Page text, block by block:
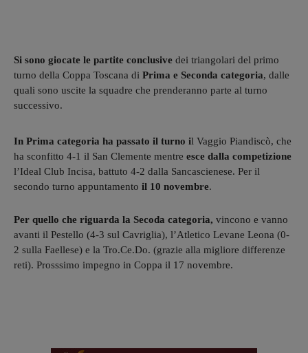
Si sono giocate le partite conclusive dei triangolari del primo
turno della Coppa Toscana di Prima e Seconda categoria, dalle
quali sono uscite la squadre che prenderanno parte al turno
successivo.
In Prima categoria ha passato il turno il Vaggio Piandiscò, che
ha sconfitto 4-1 il San Clemente mentre esce dalla competizione
l’Ideal Club Incisa, battuto 4-2 dalla Sancascienese. Per il
secondo turno appuntamento il 10 novembre.
Per quello che riguarda la Secoda categoria, vincono e vanno
avanti il Pestello (4-3 sul Cavriglia), l’Atletico Levane Leona (0-
2 sulla Faellese) e la Tro.Ce.Do. (grazie alla migliore differenze
reti). Prosssimo impegno in Coppa il 17 novembre.